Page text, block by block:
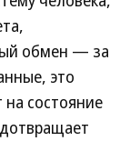
обмен — за
это
состояние